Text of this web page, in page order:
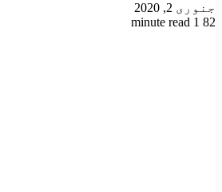
جنوری 2, 2020
82
1 minute read